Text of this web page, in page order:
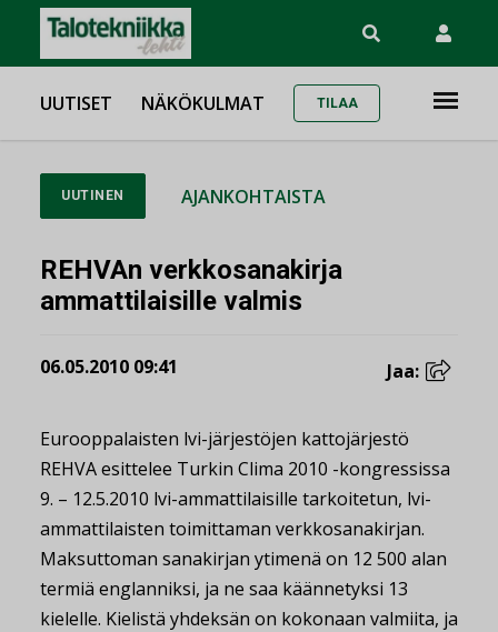
UUTISET NÄKÖKULMAT TILAA
UUTINEN AJANKOHTAISTA
REHVAn verkkosanakirja
ammattilaisille valmis
06.05.2010 09:41 Jaa:
Eurooppalaisten lvi-järjestöjen kattojärjestö
REHVA esittelee Turkin Clima 2010 -kongressissa
9. – 12.5.2010 lvi-ammattilaisille tarkoitetun, lvi-
ammattilaisten toimittaman verkkosanakirjan.
Maksuttoman sanakirjan ytimenä on 12 500 alan
termiä englanniksi, ja ne saa käännetyksi 13
kielelle. Kielistä yhdeksän on kokonaan valmiita, ja